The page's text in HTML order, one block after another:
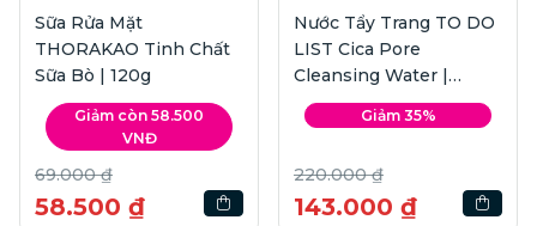
Sữa Rửa Mặt
THORAKAO Tinh Chất
Sữa Bò | 120g
Giảm còn 58.500
VNĐ
69.000 ₫
58.500 ₫
Nước Tẩy Trang TO DO
LIST Cica Pore
Cleansing Water |
300ml
Giảm 35%
220.000 ₫
143.000 ₫